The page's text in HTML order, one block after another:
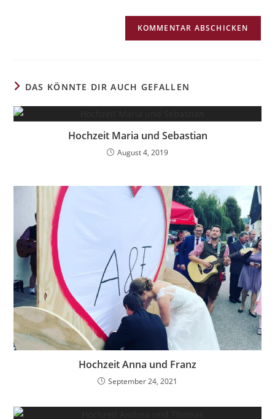
DAS KÖNNTE DIR AUCH GEFALLEN
Hochzeit Maria und Sebastian
August 4, 2019
Hochzeit Anna und Franz
September 24, 2021